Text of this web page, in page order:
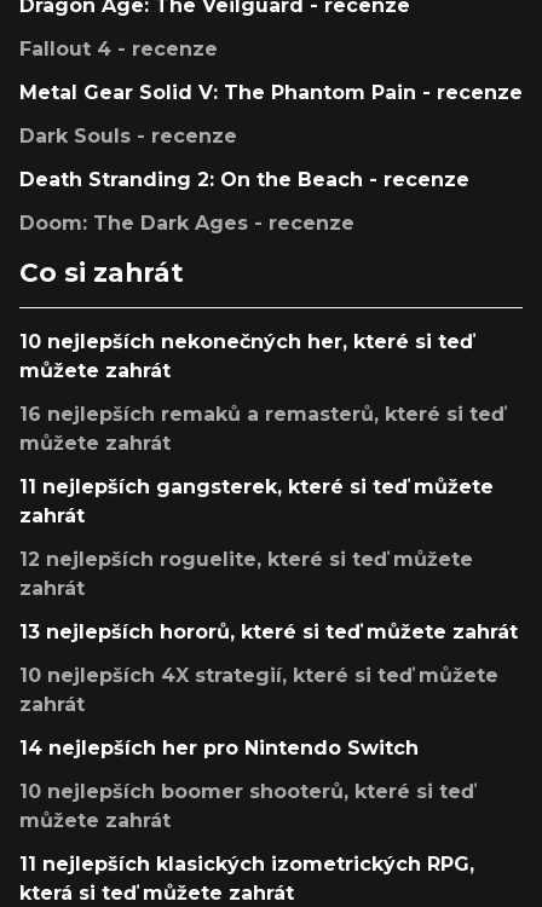
Dragon Age: The Veilguard - recenze
Fallout 4 - recenze
Metal Gear Solid V: The Phantom Pain - recenze
Dark Souls - recenze
Death Stranding 2: On the Beach - recenze
Doom: The Dark Ages - recenze
Co si zahrát
10 nejlepších nekonečných her, které si teď
můžete zahrát
16 nejlepších remaků a remasterů, které si teď
můžete zahrát
11 nejlepších gangsterek, které si teď můžete
zahrát
12 nejlepších roguelite, které si teď můžete
zahrát
13 nejlepších hororů, které si teď můžete zahrát
10 nejlepších 4X strategií, které si teď můžete
zahrát
14 nejlepších her pro Nintendo Switch
10 nejlepších boomer shooterů, které si teď
můžete zahrát
11 nejlepších klasických izometrických RPG,
která si teď můžete zahrát